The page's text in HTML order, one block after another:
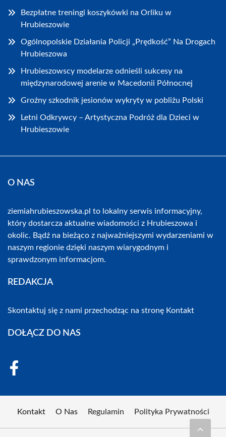
Bezpłatne treningi koszykówki na Orliku w
Hrubieszowie
Ogólnopolskie Działania Policji „Prędkość” Na Drogach
Hrubieszowa
Hrubieszowscy modelarze odnieśli sukcesy na
międzynarodowej arenie w Macedonii Północnej
Groźny szkodnik jesionów wykryty w pobliżu Polski
Letni Odkrywcy – Artystyczna Podróż dla Dzieci w
Hrubieszowie
O NAS
ziemiahrubieszowska.pl to lokalny serwis informacyjny,
który dostarcza aktualne wiadomości z Hrubieszowa i
okolic. Bądź na bieżąco z najważniejszymi wydarzeniami w
naszym regionie dzięki naszym wiarygodnym i
sprawdzonym informacjom.
REDAKCJA
Skontaktuj się z nami przechodząc na stronę Kontakt
DOŁĄCZ DO NAS
Kontakt O Nas Regulamin Polityka Prywatności